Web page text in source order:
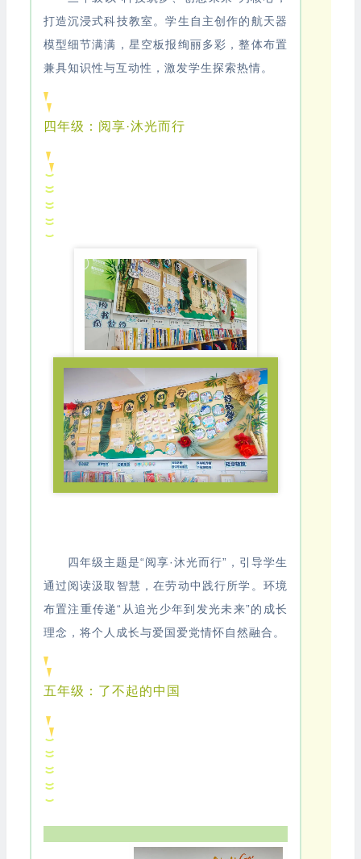
打造沉浸式科技教室。学生自主创作的航天器
模型细节满满，星空板报绚丽多彩，整体布置
兼具知识性与互动性，激发学生探索热情。
四年级：阅享·沐光而行
四年级主题是“阅享·沐光而行”，引导学生
通过阅读汲取智慧，在劳动中践行所学。环境
布置注重传递“从追光少年到发光未来”的成长
理念，将个人成长与爱国爱党情怀自然融合。
五年级：了不起的中国